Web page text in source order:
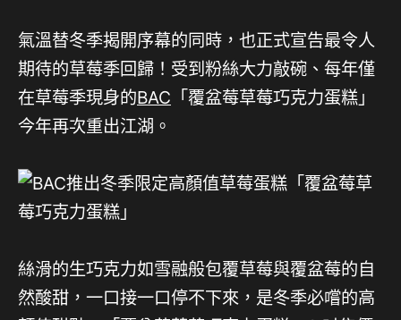
氣溫替冬季揭開序幕的同時，也正式宣告最令人
期待的草莓季回歸！受到粉絲大力敲碗、每年僅
在草莓季現身的BAC 「覆盆莓草莓巧克力蛋糕」
今年再次重出江湖。
絲滑的生巧克力如雪融般包覆草莓與覆盆莓的自
然酸甜，一口接一口停不下來，是冬季必嚐的高